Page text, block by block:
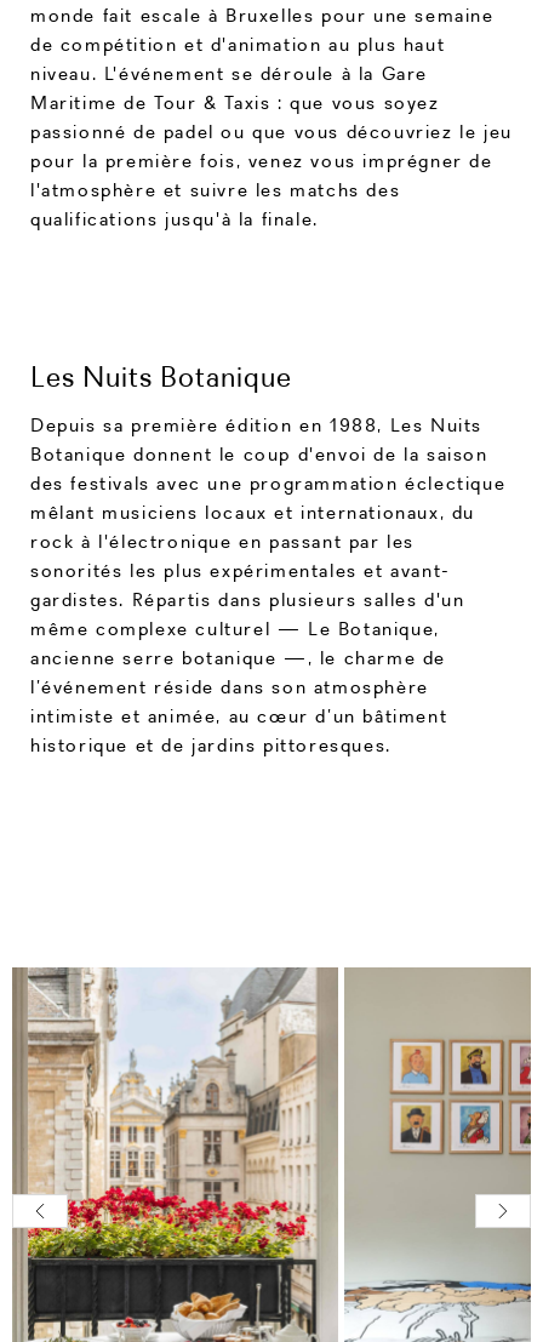
monde fait escale à Bruxelles pour une semaine
de compétition et d'animation au plus haut
niveau. L'événement se déroule à la Gare
Maritime de Tour & Taxis : que vous soyez
passionné de padel ou que vous découvriez le jeu
pour la première fois, venez vous imprégner de
l'atmosphère et suivre les matchs des
qualifications jusqu'à la finale.
Les Nuits Botanique
Depuis sa première édition en 1988, Les Nuits
Botanique donnent le coup d'envoi de la saison
des festivals avec une programmation éclectique
mêlant musiciens locaux et internationaux, du
rock à l'électronique en passant par les
sonorités les plus expérimentales et avant-
gardistes. Répartis dans plusieurs salles d'un
même complexe culturel — Le Botanique,
ancienne serre botanique —, le charme de
l’événement réside dans son atmosphère
intimiste et animée, au cœur d’un bâtiment
historique et de jardins pittoresques.